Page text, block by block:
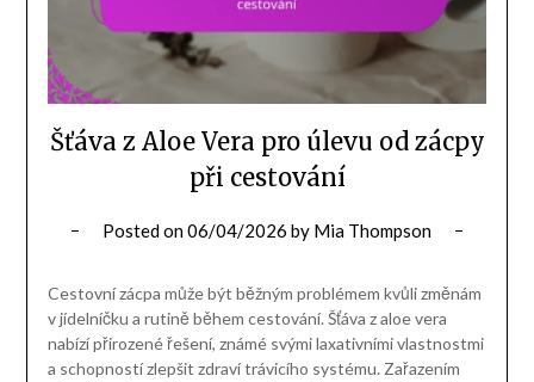
Šťáva z Aloe Vera pro úlevu od zácpy
při cestování
Posted on06/04/2026 by Mia Thompson
Cestovní zácpa může být běžným problémem kvůli změnám
v jídelníčku a rutině během cestování. Šťáva z aloe vera
nabízí přirozené řešení, známé svými laxativními vlastnostmi
a schopností zlepšit zdraví trávicího systému. Zařazením